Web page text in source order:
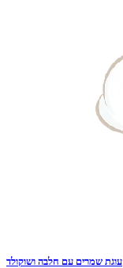
עוגת שמרים עם חלבה ושוקולד